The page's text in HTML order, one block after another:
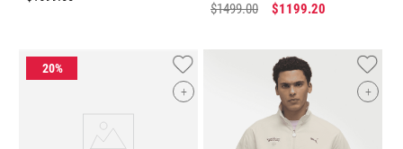
$1499.00 $1199.20
+ +